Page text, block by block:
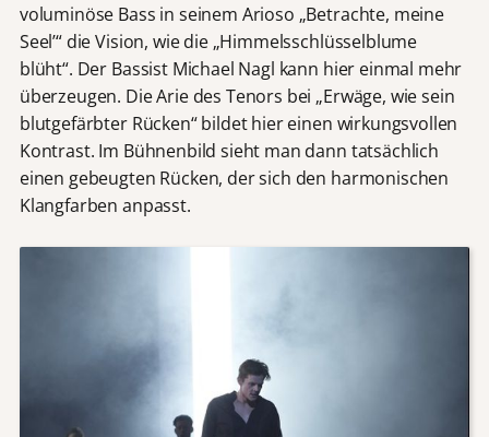
voluminöse Bass in seinem Arioso „Betrachte, meine
Seel’“ die Vision, wie die „Himmelsschlüsselblume
blüht“. Der Bassist Michael Nagl kann hier einmal mehr
überzeugen. Die Arie des Tenors bei „Erwäge, wie sein
blutgefärbter Rücken“ bildet hier einen wirkungsvollen
Kontrast. Im Bühnenbild sieht man dann tatsächlich
einen gebeugten Rücken, der sich den harmonischen
Klangfarben anpasst.